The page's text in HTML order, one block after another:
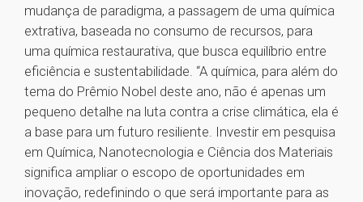
mudança de paradigma, a passagem de uma química
extrativa, baseada no consumo de recursos, para
uma química restaurativa, que busca equilíbrio entre
eficiência e sustentabilidade. “A química, para além do
tema do Prêmio Nobel deste ano, não é apenas um
pequeno detalhe na luta contra a crise climática, ela é
a base para um futuro resiliente. Investir em pesquisa
em Química, Nanotecnologia e Ciência dos Materiais
significa ampliar o escopo de oportunidades em
inovação, redefinindo o que será importante para as